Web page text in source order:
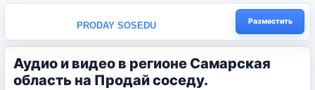
PRODAY SOSEDU Разместить
Аудио и видео в регионе Самарская
область на Продай соседу.